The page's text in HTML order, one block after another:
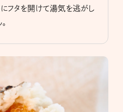
にフタを開けて湯気を逃がし